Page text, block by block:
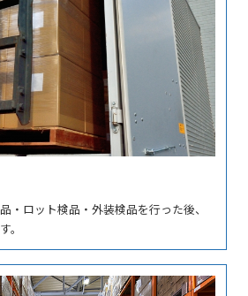
・ロット検品・外装検品を⾏った後、
。